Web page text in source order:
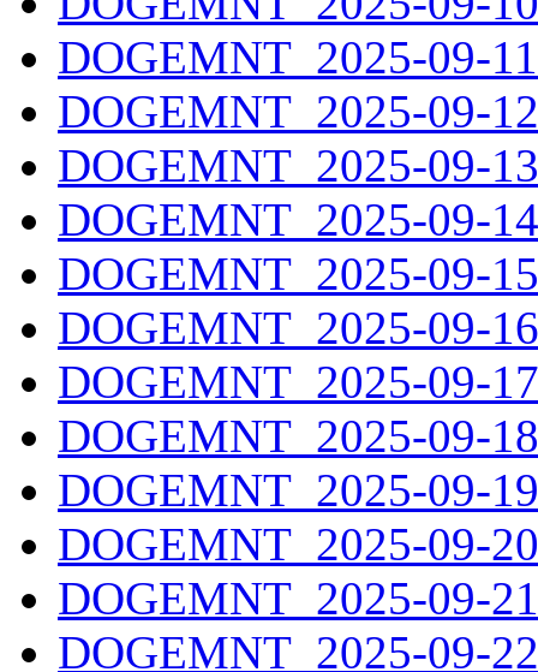
DOGEMNT_2025-09-
DOGEMNT_2025-09-
DOGEMNT_2025-09-
DOGEMNT_2025-09-
DOGEMNT_2025-09-
DOGEMNT_2025-09-
DOGEMNT_2025-09-
DOGEMNT_2025-09-
DOGEMNT_2025-09-
DOGEMNT_2025-09-
DOGEMNT_2025-09-
DOGEMNT_2025-09-